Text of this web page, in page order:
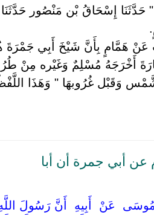
حَدَّثَنَا إِسْحَاقُ بْن مَنْصُور حَدَّثَنَا
عَنْ هَمَّامٍ بِأَنَّ شَيْخَ أَبِي جَمْرَةَ
أَخْرَجَهُ مُسْلِمٌ وَغَيْره مِنْ
وَقَبْل غُرُوبهَا " وَهَذَا
أبي جمرة أن أبا
‏عَنْ ‏ ‏أَبِيهِ ‏ ‏أَنَّ رَسُولَ